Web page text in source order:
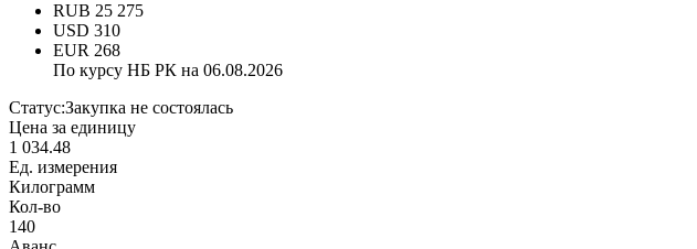
RUB 25 275
USD 310
EUR 268
По курсу НБ РК на 06.08.2026
Статус:Закупка не состоялась
Цена за единицу
1 034.48
Ед. измерения
Килограмм
Кол-во
140